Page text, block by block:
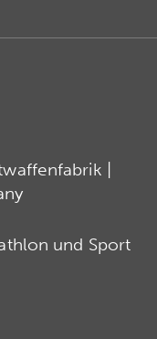
|
und Sport